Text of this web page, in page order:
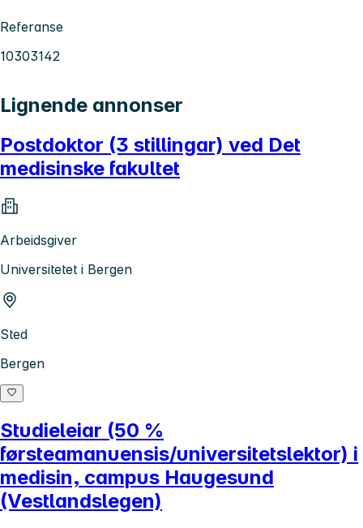
Referanse
10303142
Lignende annonser
Postdoktor (3 stillingar) ved Det
medisinske fakultet
Arbeidsgiver
Universitetet i Bergen
Sted
Bergen
Studieleiar (50 %
førsteamanuensis/universitetslektor) i
medisin, campus Haugesund
(Vestlandslegen)